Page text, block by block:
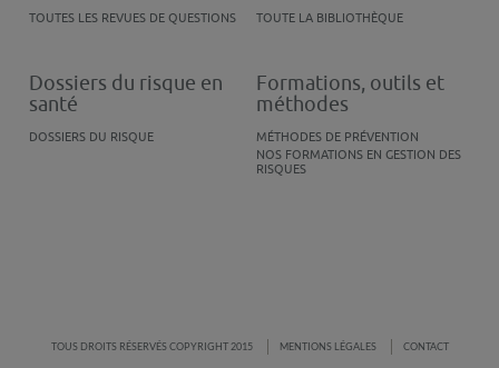
TOUTES LES REVUES DE QUESTIONS TOUTE LA BIBLIOTHÈQUE
Dossiers du risque en
santé
DOSSIERS DU RISQUE
Formations, outils et
méthodes
MÉTHODES DE PRÉVENTION
NOS FORMATIONS EN GESTION DES
RISQUES
TOUS DROITS RÉSERVÉS COPYRIGHT 2015 MENTIONS LÉGALES CONTACT